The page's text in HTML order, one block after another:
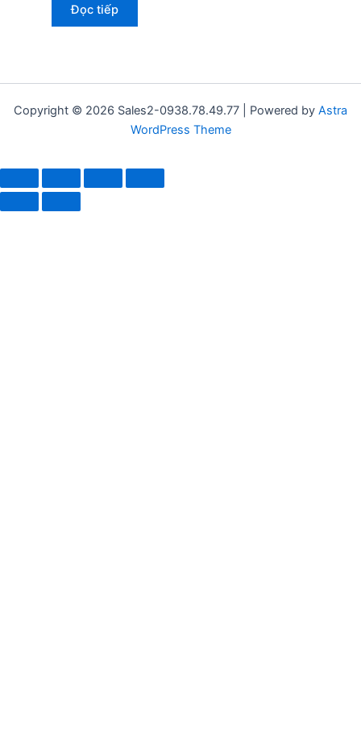
Đọc tiếp
Copyright © 2026 Sales2-0938.78.49.77 | Powered by Astra
WordPress Theme